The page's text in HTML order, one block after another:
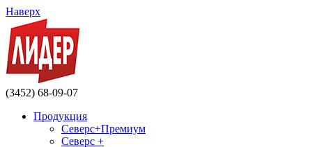
Наверх
(3452) 68-09-07
Продукция
Северс+Премиум
Северс +